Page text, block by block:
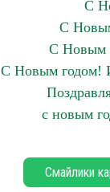
С
С
С Новым
С Новым годом!
с новым
Смайлики